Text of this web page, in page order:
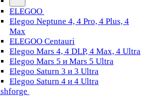
ELEGOO
Elegoo Neptune 4, 4 Pro, 4 Plus, 4
Max
ELEGOO Centauri
Elegoo Mars 4, 4 DLP, 4 Max, 4 Ultra
Elegoo Mars 5 и Mars 5 Ultra
Elegoo Saturn 3 и 3 Ultra
Elegoo Saturn 4 и 4 Ultra